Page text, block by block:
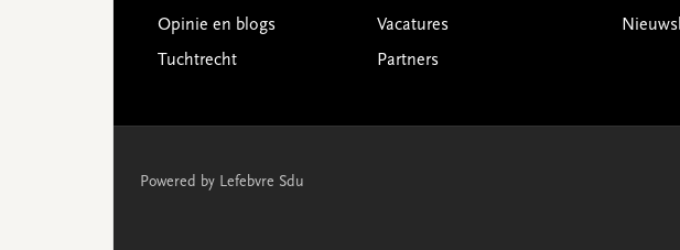
Opinie en blogs
Tuchtrecht
Vacatures
Partners
Powered by Lefebvre Sdu